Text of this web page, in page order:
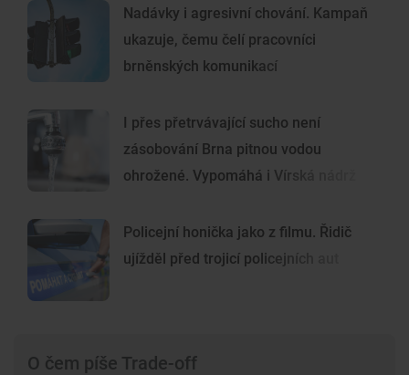
Nadávky i agresivní chování. Kampaň
ukazuje, čemu čelí pracovníci
brněnských komunikací
I přes přetrvávající sucho není
zásobování Brna pitnou vodou
ohrožené. Vypomáhá i Vírská nádrž
Policejní honička jako z filmu. Řidič
ujížděl před trojicí policejních aut
O čem píše Trade-off